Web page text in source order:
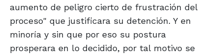
aumento de peligro cierto de frustración del
proceso" que justificara su detención. Y en
minoría y sin que por eso su postura
prosperara en lo decidido, por tal motivo se